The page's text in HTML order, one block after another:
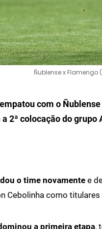
Ñublense x
com o
a 2ª colocação do
o time novamente e
Cebolinha como titulares
a primeira etapa,